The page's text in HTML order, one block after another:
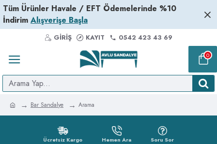
Tüm Ürünler Havale / EFT Ödemelerinde %10
İndirim Alışverişe Başla
GIRIŞ KAYIT 0542 423 43 69
0
Bar Sandalye Arama
Ücretsiz Kargo Hemen Ara Soru Sor